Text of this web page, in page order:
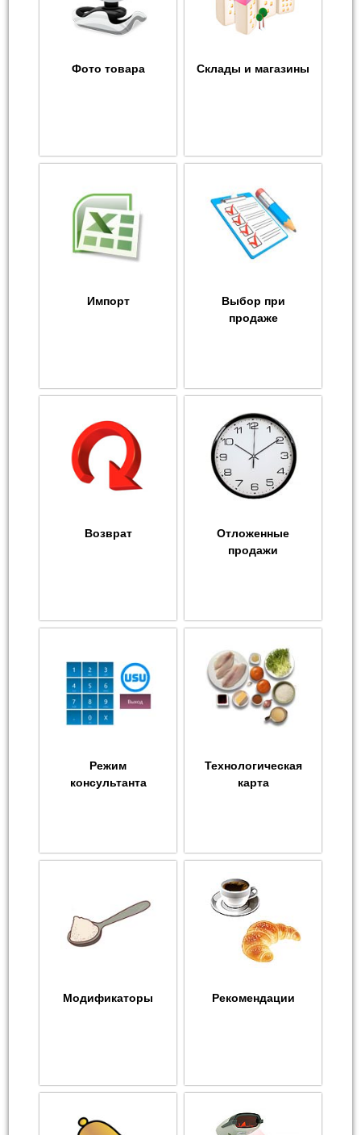
Фото товара Склады и магазины
Импорт
Выбор при
продаже
Возврат
Отложенные
продажи
Режим
консультанта
Технологическая
карта
Модификаторы Рекомендации